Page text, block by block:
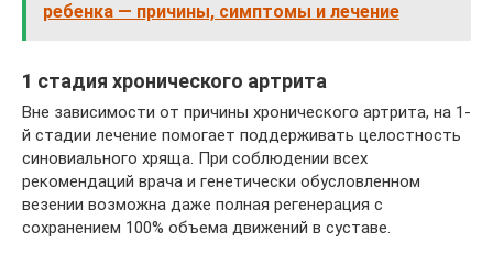
ребенка — причины, симптомы и лечение
1 стадия хронического артрита
Вне зависимости от причины хронического артрита, на 1-
й стадии лечение помогает поддерживать целостность
синовиального хряща. При соблюдении всех
рекомендаций врача и генетически обусловленном
везении возможна даже полная регенерация с
сохранением 100% объема движений в суставе.